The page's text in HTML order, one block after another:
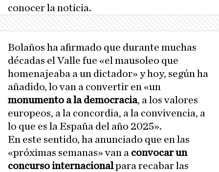
conocer la noticia.
Bolaños ha afirmado que durante muchas
décadas el Valle fue «el mausoleo que
homenajeaba a un dictador» y hoy, según ha
añadido, lo van a convertir en «un
monumento a la democracia, a los valores
europeos, a la concordia, a la convivencia, a
lo que es la España del año 2025».
En este sentido, ha anunciado que en las
«próximas semanas» van a convocar un
concurso internacionalpara recabar las